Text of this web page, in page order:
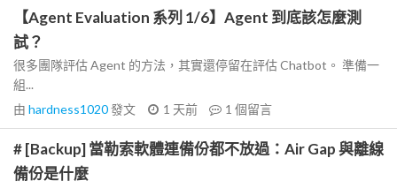
【Agent Evaluation 系列 1/6】Agent 到底該怎麼測
試？
很多團隊評估 Agent 的方法，其實還停留在評估 Chatbot。 準備一
組...
由 hardness1020發文 1 天前 1 個留言
# [Backup] 當勒索軟體連備份都不放過：Air Gap 與離線
備份是什麼